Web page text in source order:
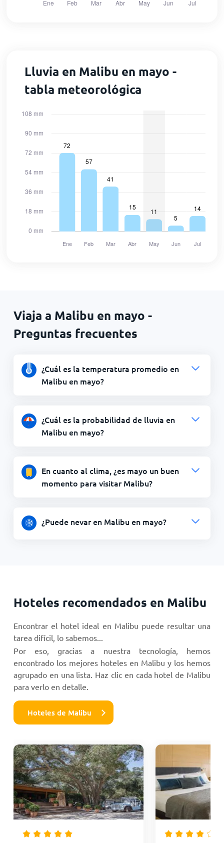
Lluvia en Malibu en mayo -
tabla meteorológica
Viaja a Malibu en mayo -
Preguntas frecuentes
¿Cuál es la temperatura promedio en
Malibu en mayo?
¿Cuál es la probabilidad de lluvia en
Malibu en mayo?
En cuanto al clima, ¿es mayo un buen
momento para visitar Malibu?
¿Puede nevar en Malibu en mayo?
Hoteles recomendados en Malibu
Encontrar el hotel ideal en Malibu puede resultar una
tarea difícil, lo sabemos...
Por eso, gracias a nuestra tecnología, hemos
encontrado los mejores hoteles en Malibu y los hemos
agrupado en una lista. Haz clic en cada hotel de Malibu
para verlo en detalle.
Hoteles de Malibu